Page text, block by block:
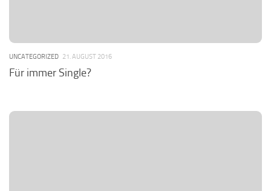
UNCATEGORIZED 21. AUGUST 2016
Für immer Single?